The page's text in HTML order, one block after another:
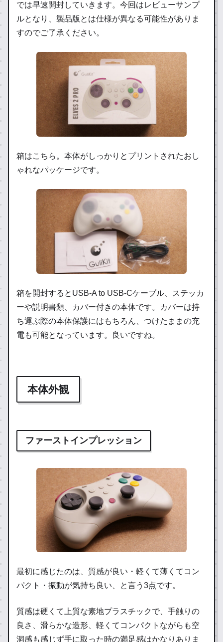
では早速開封していきます。今回はレビューサンプ
ルとなり、製品版とは仕様が異なる可能性がありま
すのでご了承ください。
箱はこちら。本体がしっかりとプリントされたおし
ゃれなパッケージです。
箱を開封するとUSB-A to USB-Cケーブル、ステッカ
ーや説明書類、カバー付きの本体です。カバーは持
ち運ぶ際の本体保護にはもちろん、つけたままの充
電も可能となっています。良いですね。
本体外観
ファーストインプレッション
最初に感じたのは、質感が良い・軽くて薄くてコン
パクト・振動が気持ち良い、と言う3点です。
質感は硬くて上質な素地プラスチックで、手触りの
良さ、滑らかな造形、軽くてコンパクトながらも空
洞感も感じず手に取った時の満足感はかなりありま